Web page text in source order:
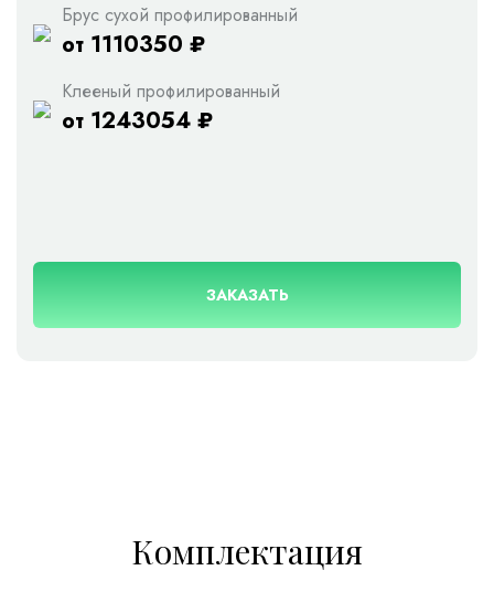
Брус сухой профилированный
от 1110350 ₽
Клееный профилированный
от 1243054 ₽
ЗАКАЗАТЬ
Комплектация